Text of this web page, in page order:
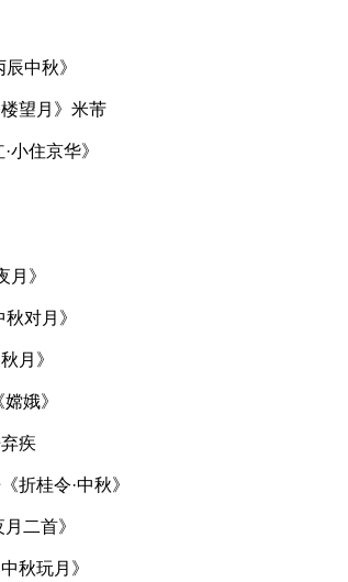
中秋》
望月》米芾
住京华》
》
对月》
月》
娥》
疾
桂令·中秋》
二首》
秋玩月》